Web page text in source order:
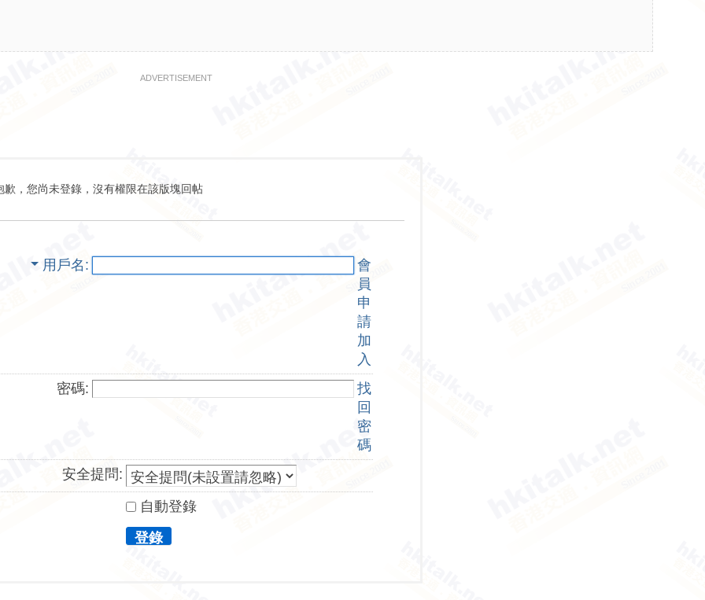
ADVERTISEMENT
歉，您尚未登錄，沒有權限在該版塊回帖
用戶名
會
員
申
請
加
入
密碼:
找
回
密
碼
安全提問:
自動登錄
登錄